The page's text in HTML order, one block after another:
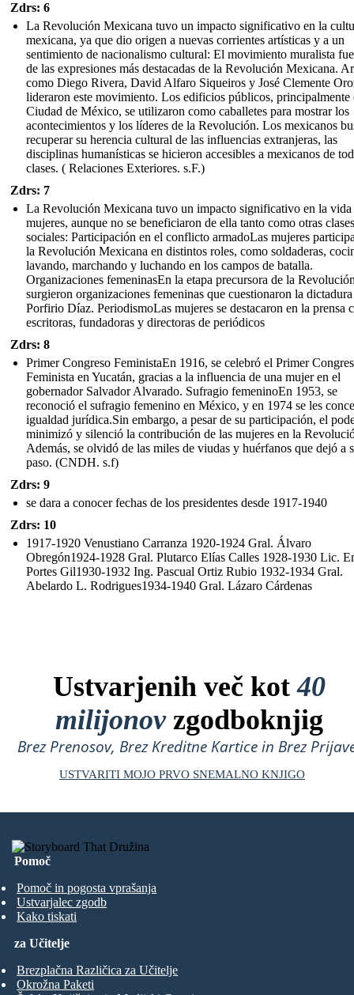
Zdrs: 6
La Revolución Mexicana tuvo un impacto significativo en la
mexicana, ya que dio origen a nuevas corrientes artísticas y a un
sentimiento de nacionalismo cultural: El movimiento muralista
de las expresiones más destacadas de la Revolución Mexicana.
como Diego Rivera, David Alfaro Siqueiros y José Clemente
lideraron este movimiento. Los edificios públicos, principalmente
Ciudad de México, se utilizaron como caballetes para mostrar los
acontecimientos y los líderes de la Revolución. Los mexicanos
recuperar su herencia cultural de las influencias extranjeras, las
disciplinas humanísticas se hicieron accesibles a mexicanos de
clases. ( Relaciones Exteriores. s.F.)
Zdrs: 7
La Revolución Mexicana tuvo un impacto significativo en la vida
mujeres, aunque no se beneficiaron de ella tanto como otras clases
sociales: Participación en el conflicto armadoLas mujeres
la Revolución Mexicana en distintos roles, como soldaderas,
lavando, marchando y luchando en los campos de batalla.
Organizaciones femeninasEn la etapa precursora de la
surgieron organizaciones femeninas que cuestionaron la
Porfirio Díaz. PeriodismoLas mujeres se destacaron en la prensa
escritoras, fundadoras y directoras de periódicos
Zdrs: 8
Primer Congreso FeministaEn 1916, se celebró el Primer
Feminista en Yucatán, gracias a la influencia de una mujer en el
gobernador Salvador Alvarado. Sufragio femeninoEn 1953, se
reconoció el sufragio femenino en México, y en 1974 se les
igualdad jurídica.Sin embargo, a pesar de su participación, el
minimizó y silenció la contribución de las mujeres en la
Además, se olvidó de las miles de viudas y huérfanos que dejó a
paso. (CNDH. s.f)
Zdrs: 9
se dara a conocer fechas de los presidentes desde 1917-1940
Zdrs: 10
1917-1920 Venustiano Carranza 1920-1924 Gral. Álvaro
Obregón1924-1928 Gral. Plutarco Elías Calles 1928-1930 Lic.
Portes Gil1930-1932 Ing. Pascual Ortiz Rubio 1932-1934 Gral.
Abelardo L. Rodrigues1934-1940 Gral. Lázaro Cárdenas
Ustvarjenih več kot40
milijonovzgodboknjig
Brez Prenosov, Brez Kreditne Kartice in Brez
USTVARITI MOJO PRVO SNEMALNO KNJIGO
Pomoč
Pomoč in pogosta vprašanja
Ustvarjalec zgodb
Kako tiskati
za Učitelje
Brezplačna Različica za Učitelje
Okrožna Paketi